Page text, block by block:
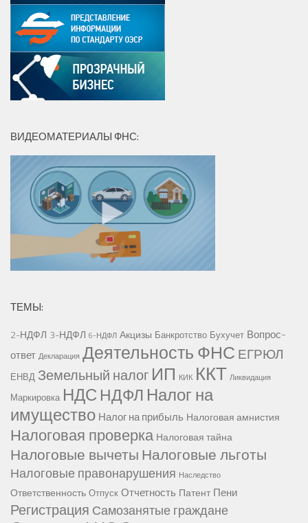
ВИДЕОМАТЕРИАЛЫ ФНС:
ТЕМЫ:
2-НДФЛ 3-НДФЛ 6-НДФЛ Акцизы Банкротство Бухучет Вопрос-
ответ Декларация Деятельность ФНС ЕГРЮЛ
ЕНВД Земельный налог ИП КИК ККТ Ликвидация
Маркировка НДС НДФЛ Налог на
имущество Налог на прибыль Налоговая амнистия
Налоговая проверка Налоговая тайна
Налоговые вычетыНалоговые льготы
Налоговые правонарушения Наследство
Ответственность Отпуск Отчетность Патент Пени
Регистрация Самозанятые граждане